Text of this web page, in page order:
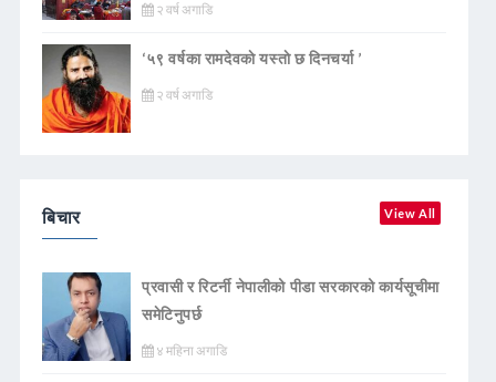
२ वर्ष अगाडि
‘५९ वर्षका रामदेवकाे यस्ताे छ दिनचर्या ’
२ वर्ष अगाडि
बिचार View All
प्रवासी र रिटर्नी नेपालीको पीडा सरकारको कार्यसूचीमा
समेटिनुपर्छ
४ महिना अगाडि